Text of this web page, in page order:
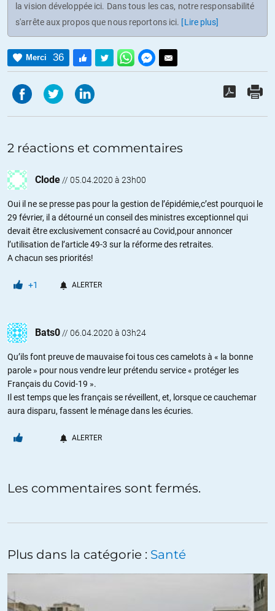
la vision développée ici. Dans tous les cas, notre responsabilité
s'arrête aux propos que nous reportons ici. [Lire plus]
Merci 36
2 réactions et commentaires
Clode // 05.04.2020 à 23h00
Oui il ne se presse pas pour la gestion de l’épidémie,c’est pourquoi le
29 février, il a détourné un conseil des ministres exceptionnel qui
devait être exclusivement consacré au Covid,pour annoncer
l’utilisation de l’article 49-3 sur la réforme des retraites.
A chacun ses priorités!
+1 ALERTER
Bats0 // 06.04.2020 à 03h24
Qu’ils font preuve de mauvaise foi tous ces camelots à « la bonne
parole » pour nous vendre leur prétendu service « protéger les
Français du Covid-19 ».
Il est temps que les français se réveillent, et, lorsque ce cauchemar
aura disparu, fassent le ménage dans les écuries.
ALERTER
Les commentaires sont fermés.
Plus dans la catégorie : Santé